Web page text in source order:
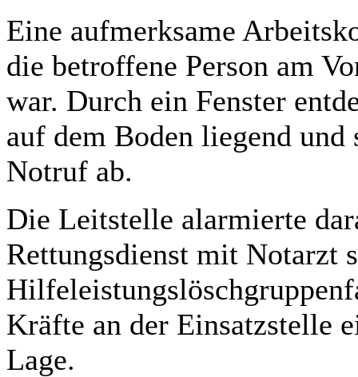
Eine aufmerksame
die betroffene Person am
war. Durch ein Fenster
auf dem Boden liegend und
Notruf ab.
Die Leitstelle alarmierte
Rettungsdienst mit Notarzt
Kräfte an der Einsatzstelle
Lage.